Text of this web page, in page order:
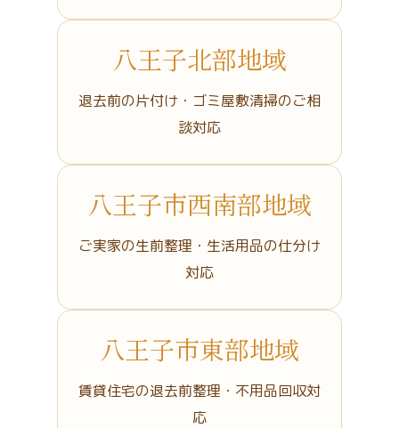
八王子北部地域
退去前の片付け・ゴミ屋敷清掃のご相
談対応
八王子市西南部地域
ご実家の生前整理・生活用品の仕分け
対応
八王子市東部地域
賃貸住宅の退去前整理・不用品回収対
応